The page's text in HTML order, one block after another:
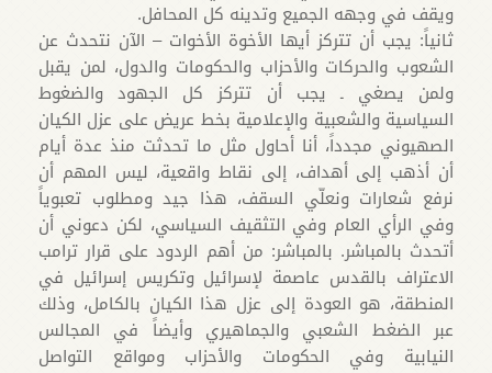
ويقف في وجهه الجميع وتدينه كل المحافل.
ثانياً: يجب أن تتركز أيها الأخوة الأخوات – الآن نتحدث عن
الشعوب والحركات والأحزاب والحكومات والدول، لمن يقبل
ولمن يصغي ـ يجب أن تتركز كل الجهود والضغوط
السياسية والشعبية والإعلامية بخط عريض على عزل الكيان
الصهيوني مجدداً، أنا أحاول مثل ما تحدثت منذ عدة أيام
أن أذهب إلى أهداف، إلى نقاط واقعية، ليس المهم أن
نرفع شعارات ونعلّي السقف، هذا جيد ومطلوب تعبوياً
وفي الرأي العام وفي التثقيف السياسي، لكن دعوني أن
أتحدث بالمباشر. بالمباشر: من أهم الردود على قرار ترامب
الاعتراف بالقدس عاصمة لإسرائيل وتكريس إسرائيل في
المنطقة، هو العودة إلى عزل هذا الكيان بالكامل، وذلك
عبر الضغط الشعبي والجماهيري وأيضاً في المجالس
النيابية وفي الحكومات والأحزاب ومواقع التواصل